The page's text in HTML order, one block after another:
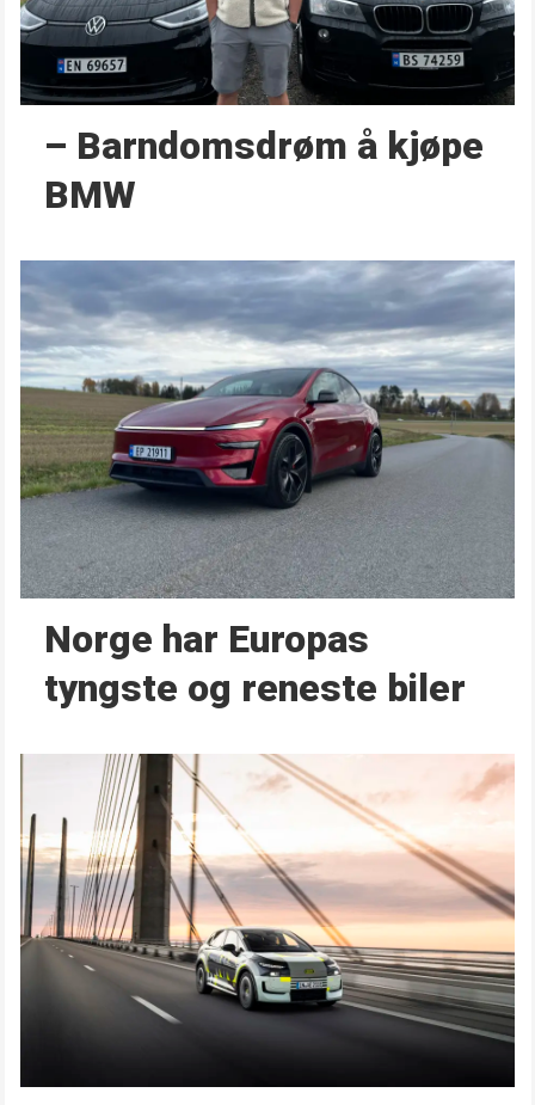
– Barndoms­drøm å kjøpe
BMW
Norge har Europas
tyngste og reneste biler